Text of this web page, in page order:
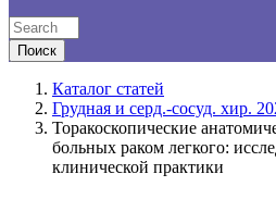
Каталог статей
Грудная и серд.-сосуд. хир.
Торакоскопические
больных раком легкого:
клинической практики